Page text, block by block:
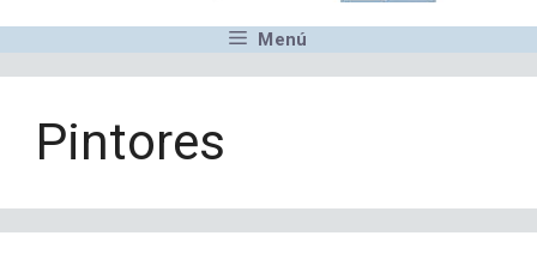
Menú
Pintores